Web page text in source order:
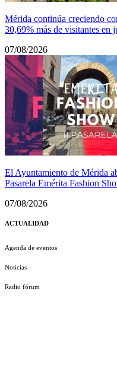
Mérida continúa creciendo
30,69% más de visitantes en
07/08/2026
El Ayuntamiento de Mérida
Pasarela Emérita Fashion
07/08/2026
ACTUALIDAD
Agenda de eventos
Noticias
Radio fórum